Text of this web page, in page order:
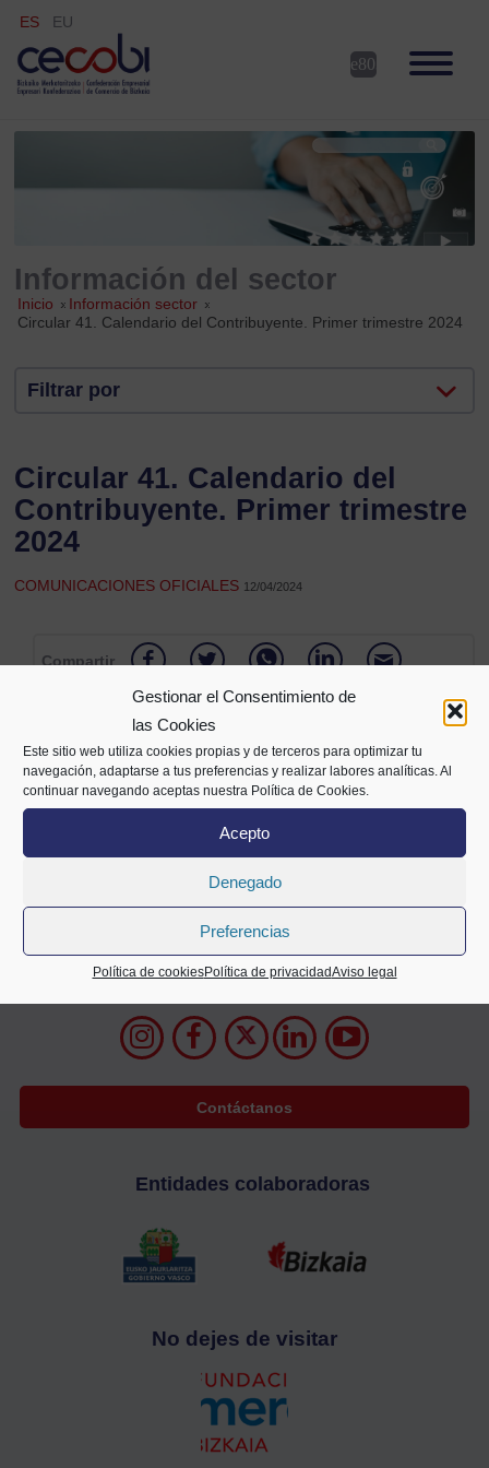
Gestionar el Consentimiento de
las Cookies
Este sitio web utiliza cookies propias y de terceros para optimizar tu
navegación, adaptarse a tus preferencias y realizar labores analíticas. Al
continuar navegando aceptas nuestra Política de Cookies.
Acepto
Denegado
Preferencias
Política de cookiesPolítica de privacidadAviso legal
ES EU
Información del sector
Inicio » Información sector »
Circular 41. Calendario del Contribuyente. Primer trimestre 2024
Filtrar por
Circular 41. Calendario del
Contribuyente. Primer trimestre
2024
COMUNICACIONES OFICIALES 12/04/2024
Compartir
2º planta
48009 Bilbao
94 400 28 00
688 72 05 63 info@cecobi.es
Contáctanos
Entidades colaboradoras
No dejes de visitar